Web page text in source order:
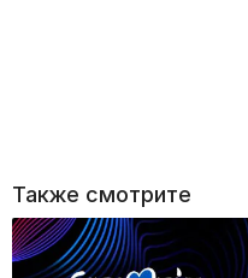
Также смотрите